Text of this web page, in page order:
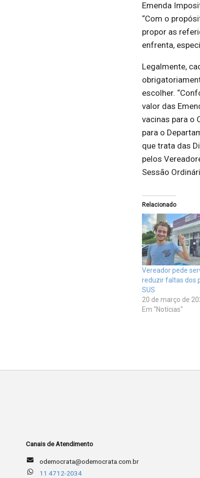
Emenda
“Com o
propor as
enfrenta,
Legalmente,
escolher.
valor das
vacinas para o
para o
que trata das
pelos
Sessão
Relacionado
Vereador pede
reduzir faltas dos
SUS
20 de março de
Em "Notícias"
Canais de Atendimento
odemocrata@odemocrata.com.br
11 4712-2034